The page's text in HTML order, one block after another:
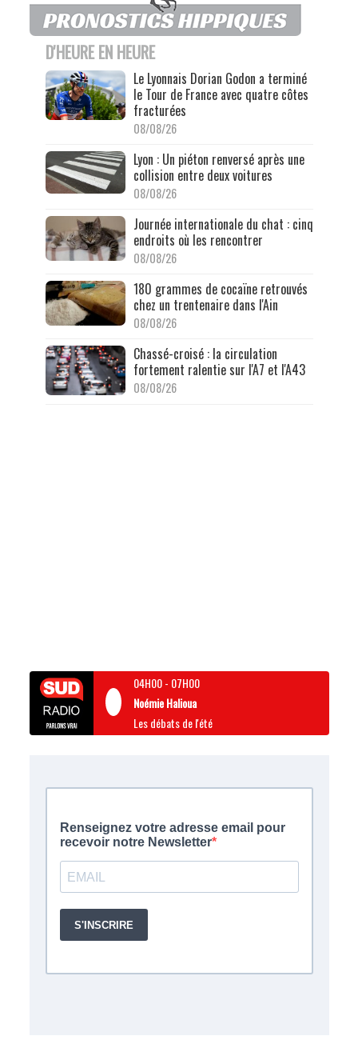
D'HEURE EN HEURE
Le Lyonnais Dorian Godon a terminé
le Tour de France avec quatre côtes
fracturées
08/08/26
Lyon : Un piéton renversé après une
collision entre deux voitures
08/08/26
Journée internationale du chat : cinq
endroits où les rencontrer
08/08/26
180 grammes de cocaïne retrouvés
chez un trentenaire dans l'Ain
08/08/26
Chassé-croisé : la circulation
fortement ralentie sur l'A7 et l'A43
08/08/26
04H00- 07H00
Noémie Halioua
Les débats de l'été